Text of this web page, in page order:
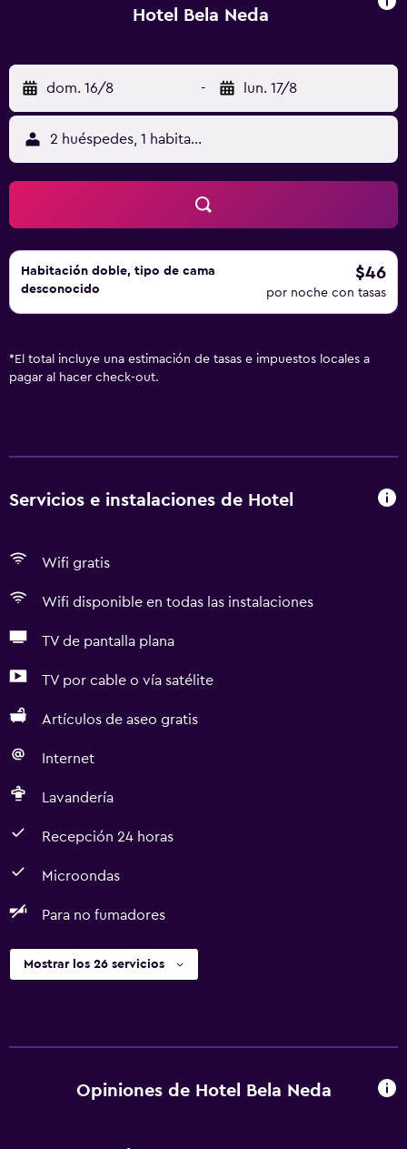
alojamiento, todas las habitaciones incluyen zona de estar.
alojamiento, y Monumento a la Dinastía Asen está a 13 min
a pie.
Hotel Bela Neda
dom. 16/8 - lun. 17/8
2 huéspedes, 1 habitación
Habitación doble, tipo de cama
desconocido
$46
por noche con tasas
* El total incluye una estimación de tasas e impuestos locales a
pagar al hacer check-out.
Servicios e instalaciones de Hotel
Wifi gratis
Wifi disponible en todas las instalaciones
TV de pantalla plana
TV por cable o vía satélite
Artículos de aseo gratis
Internet
Lavandería
Recepción 24 horas
Microondas
Para no fumadores
Mostrar los 26 servicios
Opiniones de Hotel Bela Neda